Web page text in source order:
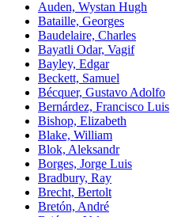
Auden, Wystan Hugh
Bataille, Georges
Baudelaire, Charles
Bayatli Odar, Vagif
Bayley, Edgar
Beckett, Samuel
Bécquer, Gustavo Adolfo
Bernárdez, Francisco Luis
Bishop, Elizabeth
Blake, William
Blok, Aleksandr
Borges, Jorge Luis
Bradbury, Ray
Brecht, Bertolt
Bretón, André